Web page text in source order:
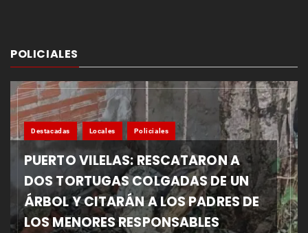
POLICIALES
Destacadas Locales Policiales
PUERTO VILELAS: RESCATARON A
DOS TORTUGAS COLGADAS DE UN
ÁRBOL Y CITARÁN A LOS PADRES DE
LOS MENORES RESPONSABLES